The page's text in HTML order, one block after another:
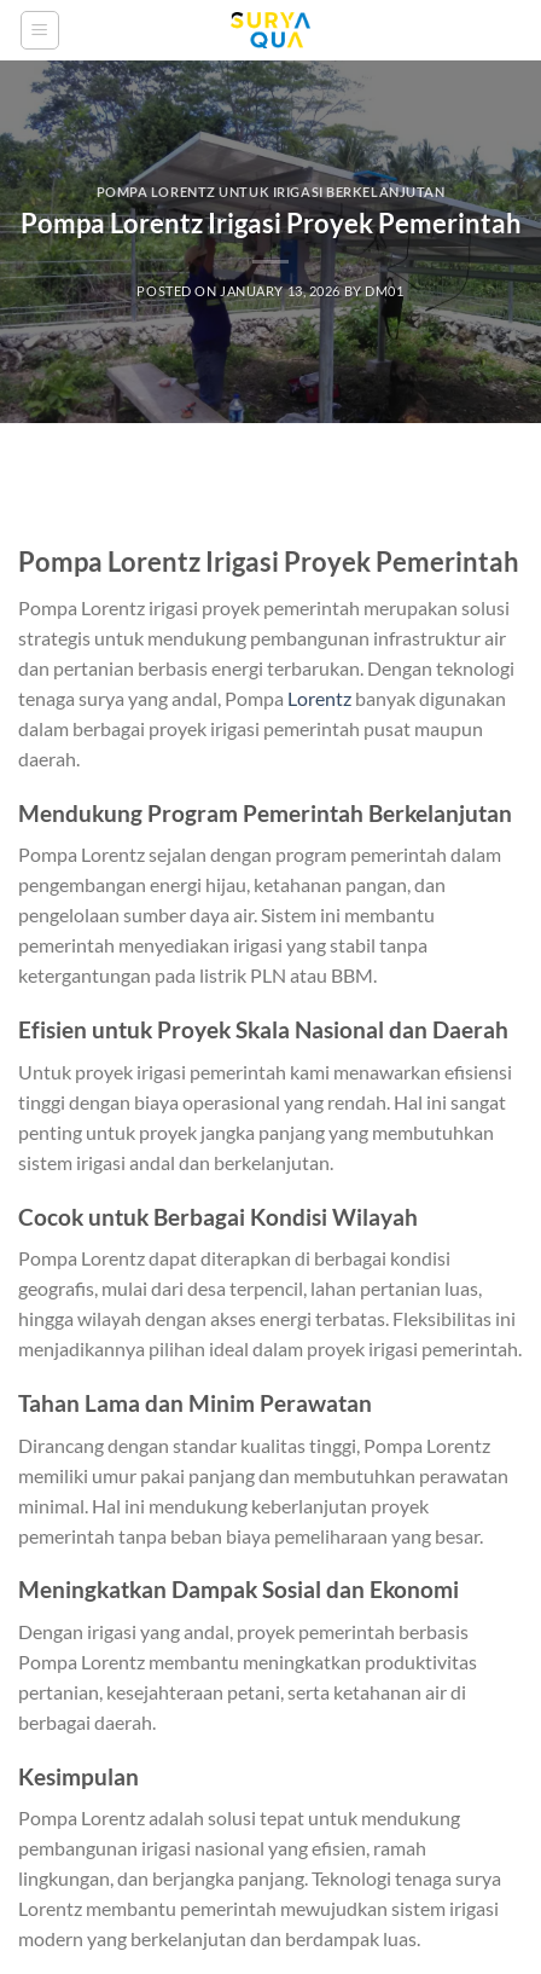
Skip
content
POMPA LORENTZ UNTUK IRIGASI BERKELANJUTAN
Pompa Lorentz Irigasi Proyek Pemerintah
POSTED ON JANUARY 13, 2026BYDM01
Pompa Lorentz Irigasi Proyek Pemerintah
Pompa Lorentz irigasi proyek pemerintah merupakan solusi
strategis untuk mendukung pembangunan infrastruktur air
dan pertanian berbasis energi terbarukan. Dengan teknologi
tenaga surya yang andal, Pompa Lorentz banyak digunakan
dalam berbagai proyek irigasi pemerintah pusat maupun
daerah.
Mendukung Program Pemerintah Berkelanjutan
Pompa Lorentz sejalan dengan program pemerintah dalam
pengembangan energi hijau, ketahanan pangan, dan
pengelolaan sumber daya air. Sistem ini membantu
pemerintah menyediakan irigasi yang stabil tanpa
ketergantungan pada listrik PLN atau BBM.
Efisien untuk Proyek Skala Nasional dan Daerah
Untuk proyek irigasi pemerintah kami menawarkan efisiensi
tinggi dengan biaya operasional yang rendah. Hal ini sangat
penting untuk proyek jangka panjang yang membutuhkan
sistem irigasi andal dan berkelanjutan.
Cocok untuk Berbagai Kondisi Wilayah
Pompa Lorentz dapat diterapkan di berbagai kondisi
geografis, mulai dari desa terpencil, lahan pertanian luas,
hingga wilayah dengan akses energi terbatas. Fleksibilitas ini
menjadikannya pilihan ideal dalam proyek irigasi pemerintah.
Tahan Lama dan Minim Perawatan
Dirancang dengan standar kualitas tinggi, Pompa Lorentz
memiliki umur pakai panjang dan membutuhkan perawatan
minimal. Hal ini mendukung keberlanjutan proyek
pemerintah tanpa beban biaya pemeliharaan yang besar.
Meningkatkan Dampak Sosial dan Ekonomi
Dengan irigasi yang andal, proyek pemerintah berbasis
Pompa Lorentz membantu meningkatkan produktivitas
pertanian, kesejahteraan petani, serta ketahanan air di
berbagai daerah.
Kesimpulan
Pompa Lorentz adalah solusi tepat untuk mendukung
pembangunan irigasi nasional yang efisien, ramah
lingkungan, dan berjangka panjang. Teknologi tenaga surya
Lorentz membantu pemerintah mewujudkan sistem irigasi
modern yang berkelanjutan dan berdampak luas.